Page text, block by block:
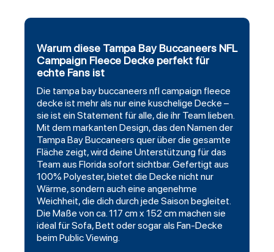
Warum diese Tampa Bay Buccaneers NFL
Campaign Fleece Decke perfekt für
echte Fans ist
Die tampa bay buccaneers nfl campaign fleece
decke ist mehr als nur eine kuschelige Decke –
sie ist ein Statement für alle, die ihr Team lieben.
Mit dem markanten Design, das den Namen der
Tampa Bay Buccaneers quer über die gesamte
Fläche zeigt, wird deine Unterstützung für das
Team aus Florida sofort sichtbar. Gefertigt aus
100% Polyester, bietet die Decke nicht nur
Wärme, sondern auch eine angenehme
Weichheit, die dich durch jede Saison begleitet.
Die Maße von ca. 117 cm x 152 cm machen sie
ideal für Sofa, Bett oder sogar als Fan-Decke
beim Public Viewing.